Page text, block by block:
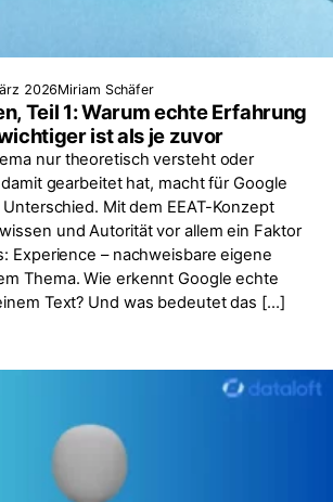
2026Miriam Schäfer
Teil 1: Warum echte Erfahrung
ist als je zuvor
nur theoretisch versteht oder
gearbeitet hat, macht für Google
Mit dem EEAT-Konzept
und Autorität vor allem ein Faktor
Experience – nachweisbare eigene
Thema. Wie erkennt Google echte
Text? Und was bedeutet das […]